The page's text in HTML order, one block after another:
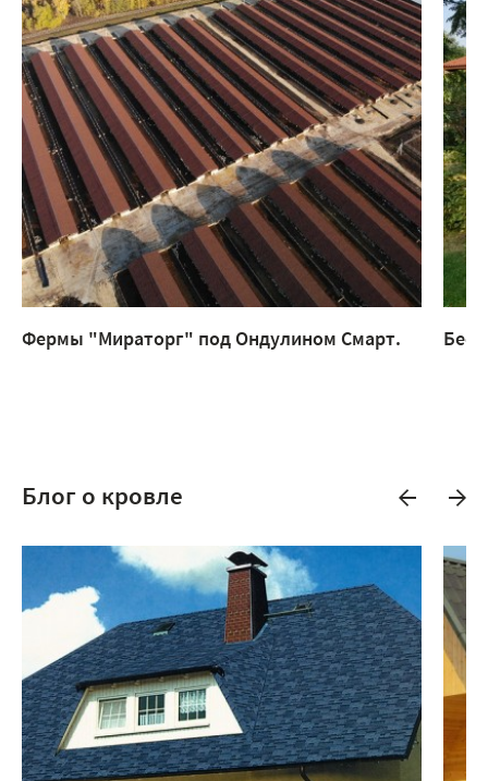
Фермы "Мираторг" под Ондулином Смарт.
Блог о кровле